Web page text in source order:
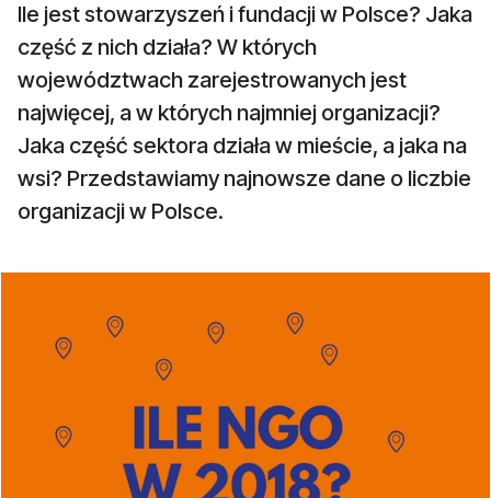
Ile jest stowarzyszeń i fundacji w Polsce? Jaka
część z nich działa? W których
województwach zarejestrowanych jest
najwięcej, a w których najmniej organizacji?
Jaka część sektora działa w mieście, a jaka na
wsi? Przedstawiamy najnowsze dane o liczbie
organizacji w Polsce.